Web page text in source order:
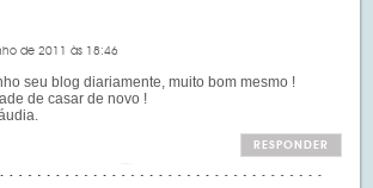
de 2011 às 18:46
seu blog diariamente, muito bom mesmo !
de casar de novo !
RESPONDER